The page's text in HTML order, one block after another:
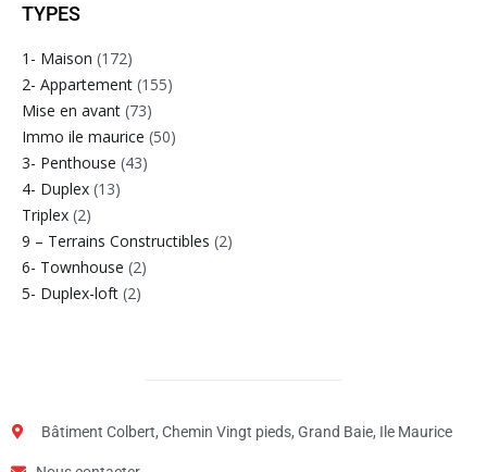
TYPES
1- Maison (172)
2- Appartement (155)
Mise en avant (73)
Immo ile maurice (50)
3- Penthouse (43)
4- Duplex (13)
Triplex (2)
9 – Terrains Constructibles (2)
6- Townhouse (2)
5- Duplex-loft (2)
Bâtiment Colbert, Chemin Vingt pieds, Grand Baie, Ile Maurice